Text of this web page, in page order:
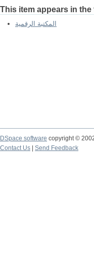
This item appears in
المكتبة الرقمية
DSpace software copyright ©
Contact Us
Send Feedback